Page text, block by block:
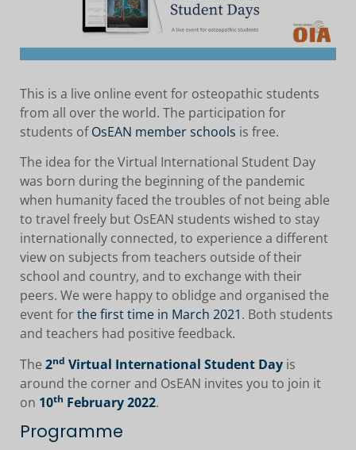
This is a live online event for osteopathic students
from all over the world. The participation for
students ofOsEAN member schools is free.
The idea for the Virtual International Student Day
was born during the beginning of the pandemic
when humanity faced the troubles of not being able
to travel freely but OsEAN students wished to stay
internationally connected, to experience a different
view on subjects from teachers outside of their
school and country, and to exchange with their
peers. We were happy to oblidge and organised the
event forthe first time in March 2021. Both students
and teachers had positive feedback.
The 2nd Virtual International Student Day is
around the corner and OsEAN invites you to join it
on 10th February 2022.
Programme